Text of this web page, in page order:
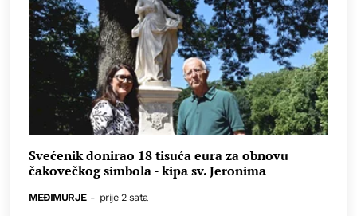
Svećenik donirao 18 tisuća eura za obnovu
čakovečkog simbola - kipa sv. Jeronima
MEĐIMURJE - prije 2 sata